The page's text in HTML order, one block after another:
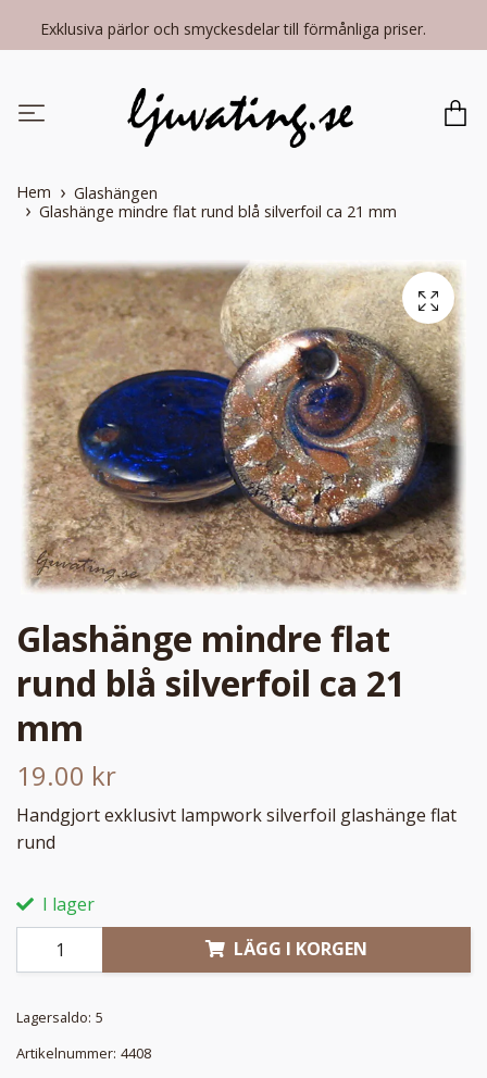
Exklusiva pärlor och smyckesdelar till förmånliga priser.
Hem
Glashängen
Glashänge mindre flat rund blå silverfoil ca 21 mm
Glashänge mindre flat
rund blå silverfoil ca 21
mm
19.00 kr
Handgjort exklusivt lampwork silverfoil glashänge flat
rund
I lager
LÄGG I KORGEN
Lagersaldo: 5
Artikelnummer: 4408